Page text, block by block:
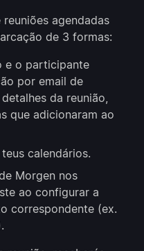
agendadas
de 3 formas:
e o participante
por email de
da reunião,
que adicionaram ao
calendários.
Morgen nos
ao configurar a
correspondente (ex.